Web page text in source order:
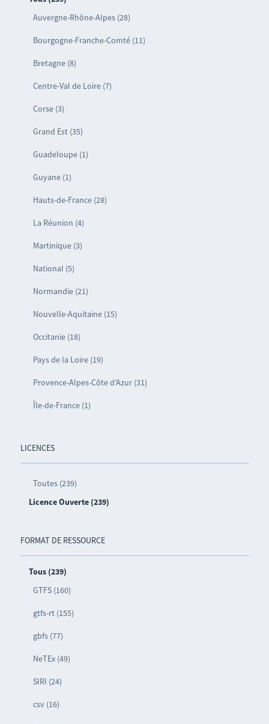
Auvergne-Rhône-Alpes (28)
Bourgogne-Franche-Comté (11)
Bretagne (8)
Centre-Val de Loire (7)
Corse (3)
Grand Est (35)
Guadeloupe (1)
Guyane (1)
Hauts-de-France (28)
La Réunion (4)
Martinique (3)
National (5)
Normandie (21)
Nouvelle-Aquitaine (15)
Occitanie (18)
Pays de la Loire (19)
Provence-Alpes-Côte d’Azur (31)
Île-de-France (1)
LICENCES
Toutes (239)
Licence Ouverte (239)
FORMAT DE RESSOURCE
Tous (239)
GTFS (160)
gtfs-rt (155)
gbfs (77)
NeTEx (49)
SIRI (24)
csv (16)